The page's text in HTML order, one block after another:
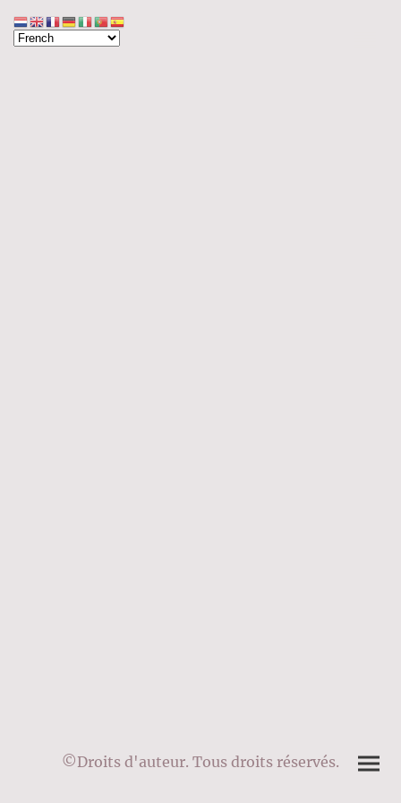
©Droits d'auteur. Tous droits réservés.